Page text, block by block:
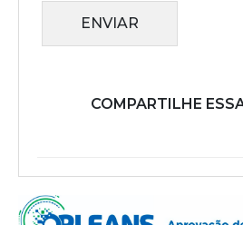
ENVIAR
COMPARTILHE